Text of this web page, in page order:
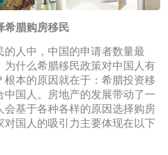
腊购房移民
人中，中国的申请者数量最
为什么希腊移民政策对中国人有
根本的原因就在于：希腊投资移
中国人。房地产的发展带动了一
会基于各种各样的原因选择购房
对国人的吸引力主要体现在以下